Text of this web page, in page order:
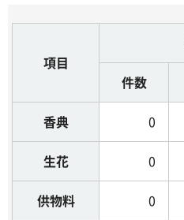
項目
件数
香典 0
生花 0
供物料 0